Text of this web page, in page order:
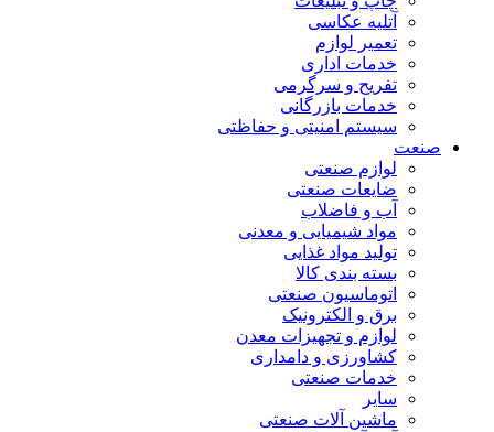
آتلیه عکاسی
تعمیر لوازم
خدمات اداری
تفریح و سرگرمی
خدمات بازرگانی
سیستم امنیتی و حفاظتی
صنعت
لوازم صنعتی
ضایعات صنعتی
آب و فاضلاب
مواد شیمیایی و معدنی
تولید مواد غذایی
بسته بندی کالا
اتوماسیون صنعتی
برق و الکترونیک
لوازم و تجهیزات معدن
کشاورزی و دامداری
خدمات صنعتی
سایر
ماشین آلات صنعتی